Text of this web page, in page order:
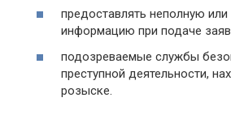
предоставлять неполную
информацию при подаче
подозреваемые службы
преступной деятельности,
розыске.